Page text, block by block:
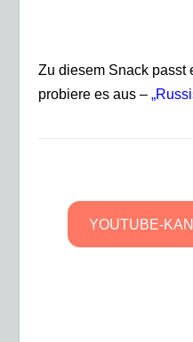
Zu diesem Snack passt
probiere es aus –
YOUTUBE-